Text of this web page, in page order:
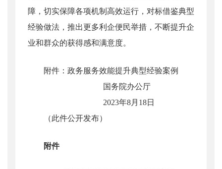
障，切实保障各项机制高效运行，对标借鉴典型
经验做法，推出更多利企便民举措，不断提升企
业和群众的获得感和满意度。
附件：政务服务效能提升典型经验案例
国务院办公厅
2023年8月18日
（此件公开发布）
附件